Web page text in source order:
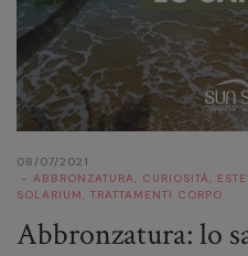
08/07/2021
ABBRONZATURA, CURIOSITÀ,
SOLARIUM, TRATTAMENTI CORPO
Abbronzatura: lo